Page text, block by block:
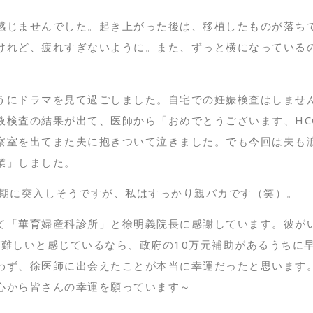
ませんでした。起き上がった後は、移植したものが落
ど、疲れすぎないように。また、ずっと横になってい
ドラマを見て過ごしました。自宅での妊娠検査はしま
査の結果が出て、医師から「おめでとうございます、
を出てまた夫に抱きついて泣きました。でも今回は夫
しました。
突入しそうですが、私はすっかり親バカです（笑）。
華育婦産科診所」と徐明義院長に感謝しています。彼
しいと感じているなら、政府の10万元補助があるうちに
、徐医師に出会えたことが本当に幸運だったと思いま
ら皆さんの幸運を願っています～